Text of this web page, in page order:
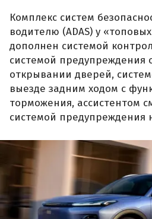
Комплекс систем
водителю (ADAS) у
дополнен системой
системой предупреждения
открывании дверей,
выезде задним ходом с
торможения, ассистентом
системой предупреждения